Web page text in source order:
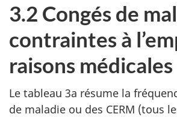
3.2 Congés de
contraintes à
raisons médicales
Le tableau 3a résume la
de maladie ou des CERM (tous